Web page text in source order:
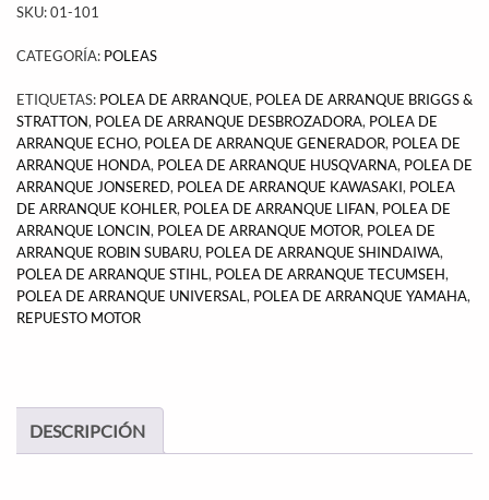
SKU:01-101
CATEGORÍA: POLEAS
ETIQUETAS: POLEA DE ARRANQUE, POLEA DE ARRANQUE BRIGGS &
STRATTON, POLEA DE ARRANQUE DESBROZADORA, POLEA DE
ARRANQUE ECHO, POLEA DE ARRANQUE GENERADOR, POLEA DE
ARRANQUE HONDA, POLEA DE ARRANQUE HUSQVARNA, POLEA DE
ARRANQUE JONSERED, POLEA DE ARRANQUE KAWASAKI, POLEA
DE ARRANQUE KOHLER, POLEA DE ARRANQUE LIFAN, POLEA DE
ARRANQUE LONCIN, POLEA DE ARRANQUE MOTOR, POLEA DE
ARRANQUE ROBIN SUBARU, POLEA DE ARRANQUE SHINDAIWA,
POLEA DE ARRANQUE STIHL, POLEA DE ARRANQUE TECUMSEH,
POLEA DE ARRANQUE UNIVERSAL, POLEA DE ARRANQUE YAMAHA,
REPUESTO MOTOR
DESCRIPCIÓN